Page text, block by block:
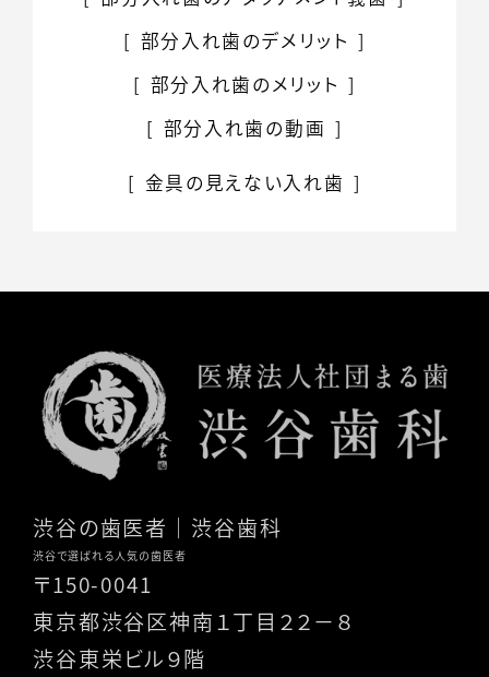
部分入れ歯のデメリット
部分入れ歯のメリット
部分入れ歯の動画
金具の見えない入れ歯
渋谷の歯医者 ｜渋谷歯科
渋谷で選ばれる人気の歯医者
〒150-0041
東京都渋谷区神南１丁目２２－８
渋谷東栄ビル９階